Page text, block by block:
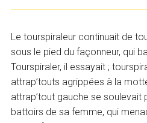
Le tourspiraleur continuait de
sous le pied du façonneur, qui
Tourspiraler, il essayait ;
attrap’touts agrippées à la
attrap’tout gauche se
battoirs de sa femme, qui